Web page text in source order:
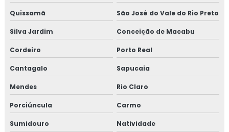
Quissamã São José do Vale do Rio Preto
Silva Jardim Conceição de Macabu
Cordeiro Porto Real
Cantagalo Sapucaia
Mendes Rio Claro
Porciúncula Carmo
Sumidouro Natividade